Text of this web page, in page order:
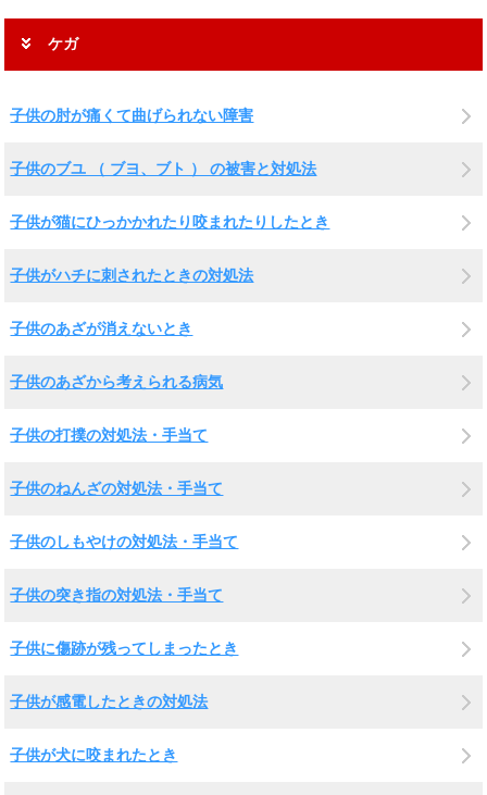
ケガ
子供の肘が痛くて曲げられない障害
子供のブユ （ ブヨ、ブト ） の被害と対処法
子供が猫にひっかかれたり咬まれたりしたとき
子供がハチに刺されたときの対処法
子供のあざが消えないとき
子供のあざから考えられる病気
子供の打撲の対処法・手当て
子供のねんざの対処法・手当て
子供のしもやけの対処法・手当て
子供の突き指の対処法・手当て
子供に傷跡が残ってしまったとき
子供が感電したときの対処法
子供が犬に咬まれたとき